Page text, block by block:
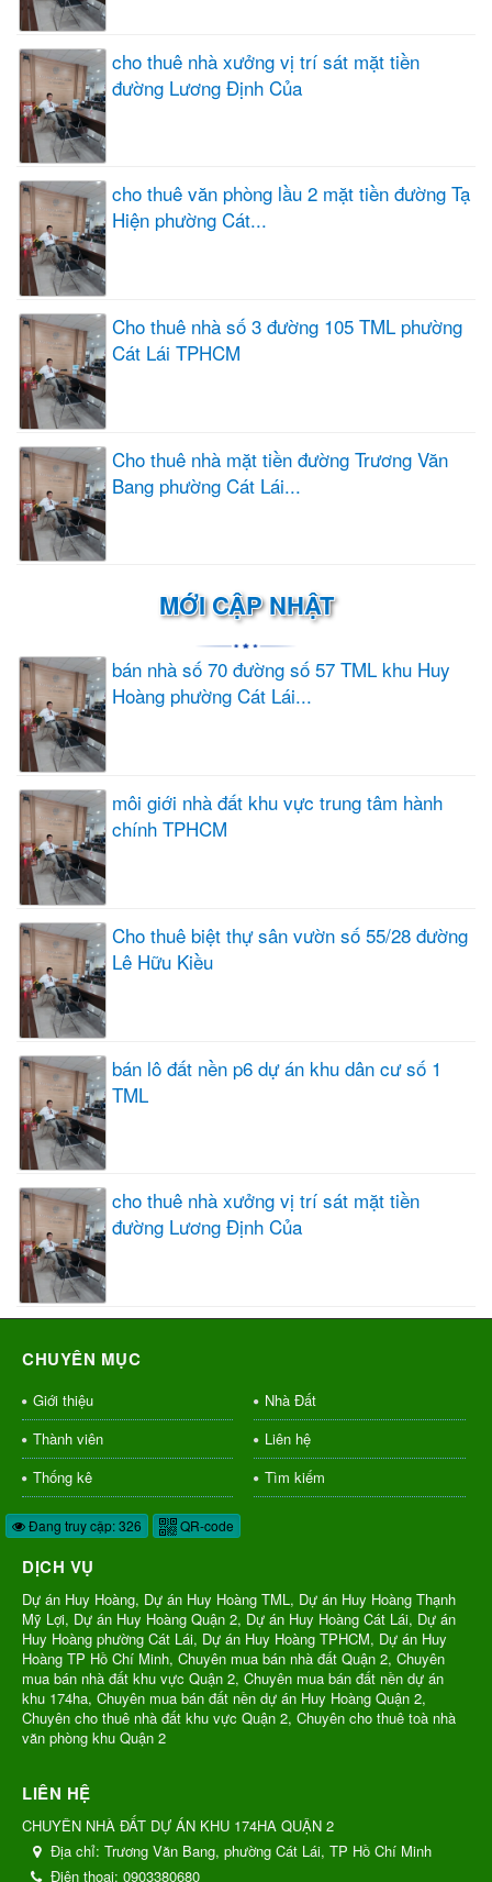
cho thuê nhà xưởng vị trí sát mặt tiền
đường Lương Định Của
cho thuê văn phòng lầu 2 mặt tiền đường Tạ
Hiện phường Cát...
Cho thuê nhà số 3 đường 105 TML phường
Cát Lái TPHCM
Cho thuê nhà mặt tiền đường Trương Văn
Bang phường Cát Lái...
MỚI CẬP NHẬT
bán nhà số 70 đường số 57 TML khu Huy
Hoàng phường Cát Lái...
môi giới nhà đất khu vực trung tâm hành
chính TPHCM
Cho thuê biệt thự sân vườn số 55/28 đường
Lê Hữu Kiều
bán lô đất nền p6 dự án khu dân cư số 1
TML
cho thuê nhà xưởng vị trí sát mặt tiền
đường Lương Định Của
CHUYÊN MỤC
Giới thiệu
Nhà Đất
Thành viên
Liên hệ
Thống kê
Tìm kiếm
Đang truy cập: 326 QR-code
DỊCH VỤ
Dự án Huy Hoàng, Dự án Huy Hoàng TML, Dự án Huy Hoàng Thạnh
Mỹ Lợi, Dự án Huy Hoàng Quận 2, Dự án Huy Hoàng Cát Lái, Dự án
Huy Hoàng phường Cát Lái, Dự án Huy Hoàng TPHCM, Dự án Huy
Hoàng TP Hồ Chí Minh, Chuyên mua bán nhà đất Quận 2, Chuyên
mua bán nhà đất khu vực Quận 2, Chuyên mua bán đất nền dự án
khu 174ha, Chuyên mua bán đất nền dự án Huy Hoàng Quận 2,
Chuyên cho thuê nhà đất khu vực Quận 2, Chuyên cho thuê toà nhà
văn phòng khu Quận 2
LIÊN HỆ
CHUYÊN NHÀ ĐẤT DỰ ÁN KHU 174HA QUẬN 2
Địa chỉ: Trương Văn Bang, phường Cát Lái, TP Hồ Chí Minh
Điện thoại: 0903380680